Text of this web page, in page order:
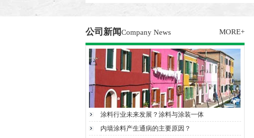
公司新闻Company News MORE+
涂料行业未来发展？涂料与涂装一体
内墙涂料产生通病的主要原因？